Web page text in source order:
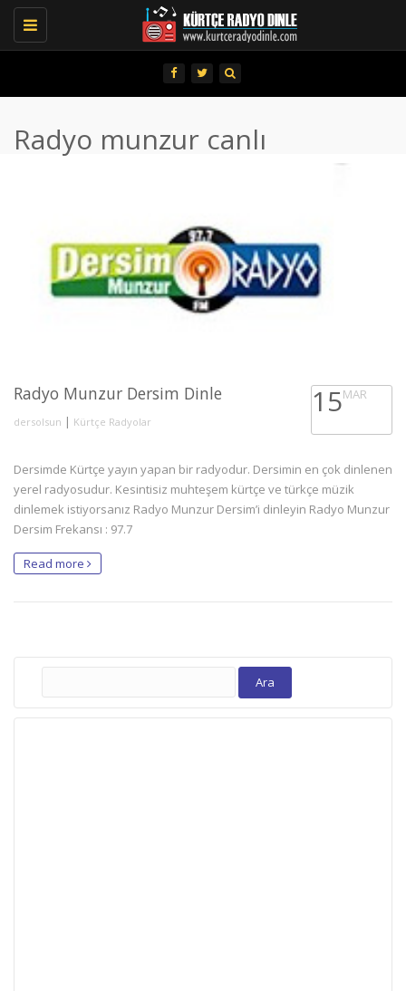
Toggle
navigation
Radyo munzur canlı
Radyo Munzur Dersim Dinle
dersolsun | Kürtçe Radyolar
15MAR
Dersimde Kürtçe yayın yapan bir radyodur. Dersimin en çok dinlenen
yerel radyosudur. Kesintisiz muhteşem kürtçe ve türkçe müzik
dinlemek istiyorsanız Radyo Munzur Dersim’i dinleyin Radyo Munzur
Dersim Frekansı : 97.7
Read more
Arama: